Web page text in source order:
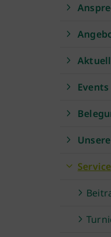
Events
Service